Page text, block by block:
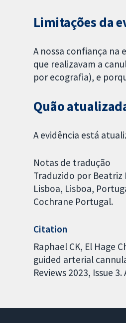
Limitações da
A nossa confiança na
que realizavam a
por ecografia), e
Quão
A evidência está
Notas de tradução
Traduzido por Beatriz
Lisboa, Lisboa,
Cochrane Portugal.
Citation
Raphael CK, El Hage
guided arterial
Reviews 2023, Issue